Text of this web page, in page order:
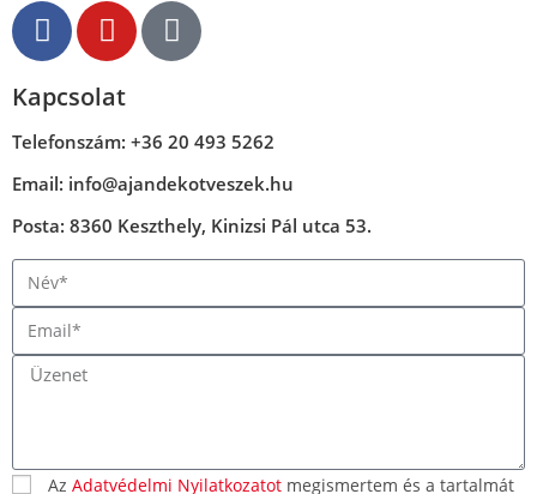
Kapcsolat
Telefonszám: +36 20 493 5262
Email: info@ajandekotveszek.hu
Posta: 8360 Keszthely, Kinizsi Pál utca 53.
Az Adatvédelmi Nyilatkozatot megismertem és a tartalmát